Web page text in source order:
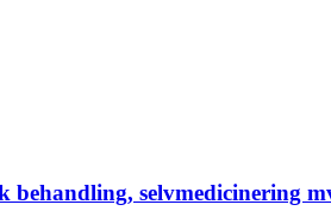
selvmedicinering